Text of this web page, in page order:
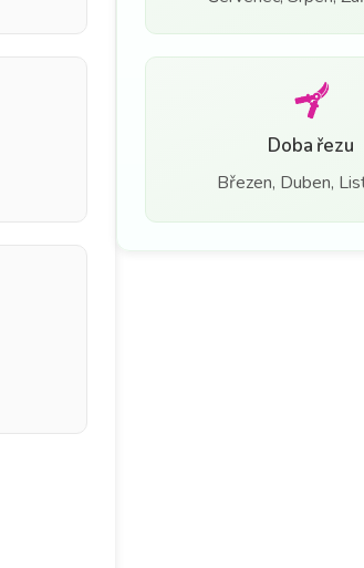
Doba řezu
Březen, Duben,